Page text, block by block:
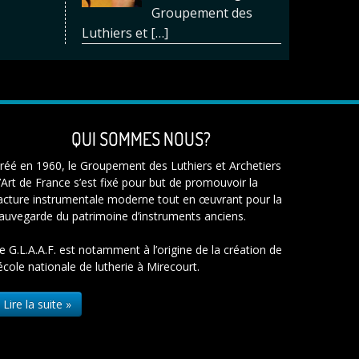
Groupement des
Luthiers et […]
QUI SOMMES NOUS?
en 1960, le Groupement des Luthiers et Archetiers
de France s’est fixé pour but de promouvoir la
instrumentale moderne tout en œuvrant pour la
du patrimoine d’instruments anciens.
G.L.A.A.F. est notamment à l’origine de la création de
nationale de lutherie à Mirecourt.
Lire la suite »